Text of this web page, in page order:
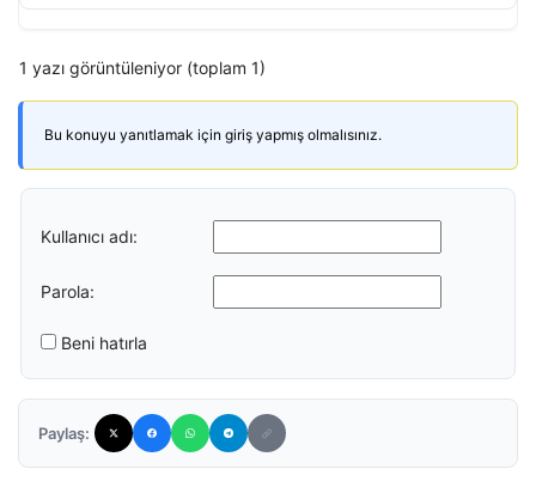
1 yazı görüntüleniyor (toplam 1)
Bu konuyu yanıtlamak için giriş yapmış olmalısınız.
Kullanıcı adı:
Parola:
Beni hatırla
Paylaş: